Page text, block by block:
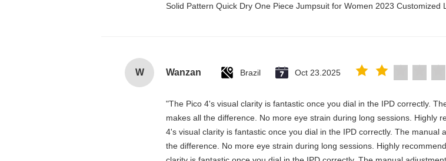
Solid Pattern Quick Dry One Piece Jumpsuit for Women 2023 Customized
W Wanzan Brazil Oct 23.2025
"The Pico 4's visual clarity is fantastic once you dial in the IPD correctly.
makes all the difference. No more eye strain during long sessions. Highly
4's visual clarity is fantastic once you dial in the IPD correctly. The
the difference. No more eye strain during long sessions. Highly